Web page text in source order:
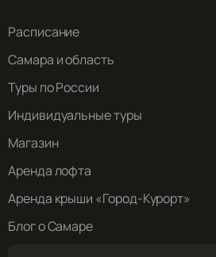
Расписание
Самара и область
Туры по России
Индивидуальные туры
Магазин
Аренда лофта
Аренда крыши «Город-Курорт»
Блог о Самаре